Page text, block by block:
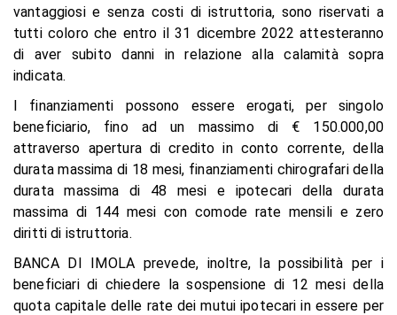
vantaggiosi e senza costi di istruttoria, sono riservati a
tutti coloro che entro il 31 dicembre 2022 attesteranno
di aver subito danni in relazione alla calamità sopra
indicata.
I finanziamenti possono essere erogati, per singolo
beneficiario, fino ad un massimo di € 150.000,00
attraverso apertura di credito in conto corrente, della
durata massima di 18 mesi, finanziamenti chirografari della
durata massima di 48 mesi e ipotecari della durata
massima di 144 mesi con comode rate mensili e zero
diritti di istruttoria.
BANCA DI IMOLA prevede, inoltre, la possibilità per i
beneficiari di chiedere la sospensione di 12 mesi della
quota capitale delle rate dei mutui ipotecari in essere per